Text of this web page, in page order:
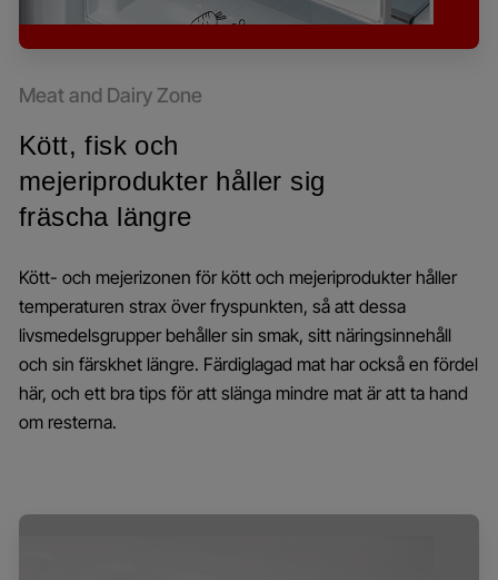
Meat and Dairy Zone
Kött, fisk och
mejeriprodukter håller sig
fräscha längre
Kött- och mejerizonen för kött och mejeriprodukter håller
temperaturen strax över fryspunkten, så att dessa
livsmedelsgrupper behåller sin smak, sitt näringsinnehåll
och sin färskhet längre. Färdiglagad mat har också en fördel
här, och ett bra tips för att slänga mindre mat är att ta hand
om resterna.